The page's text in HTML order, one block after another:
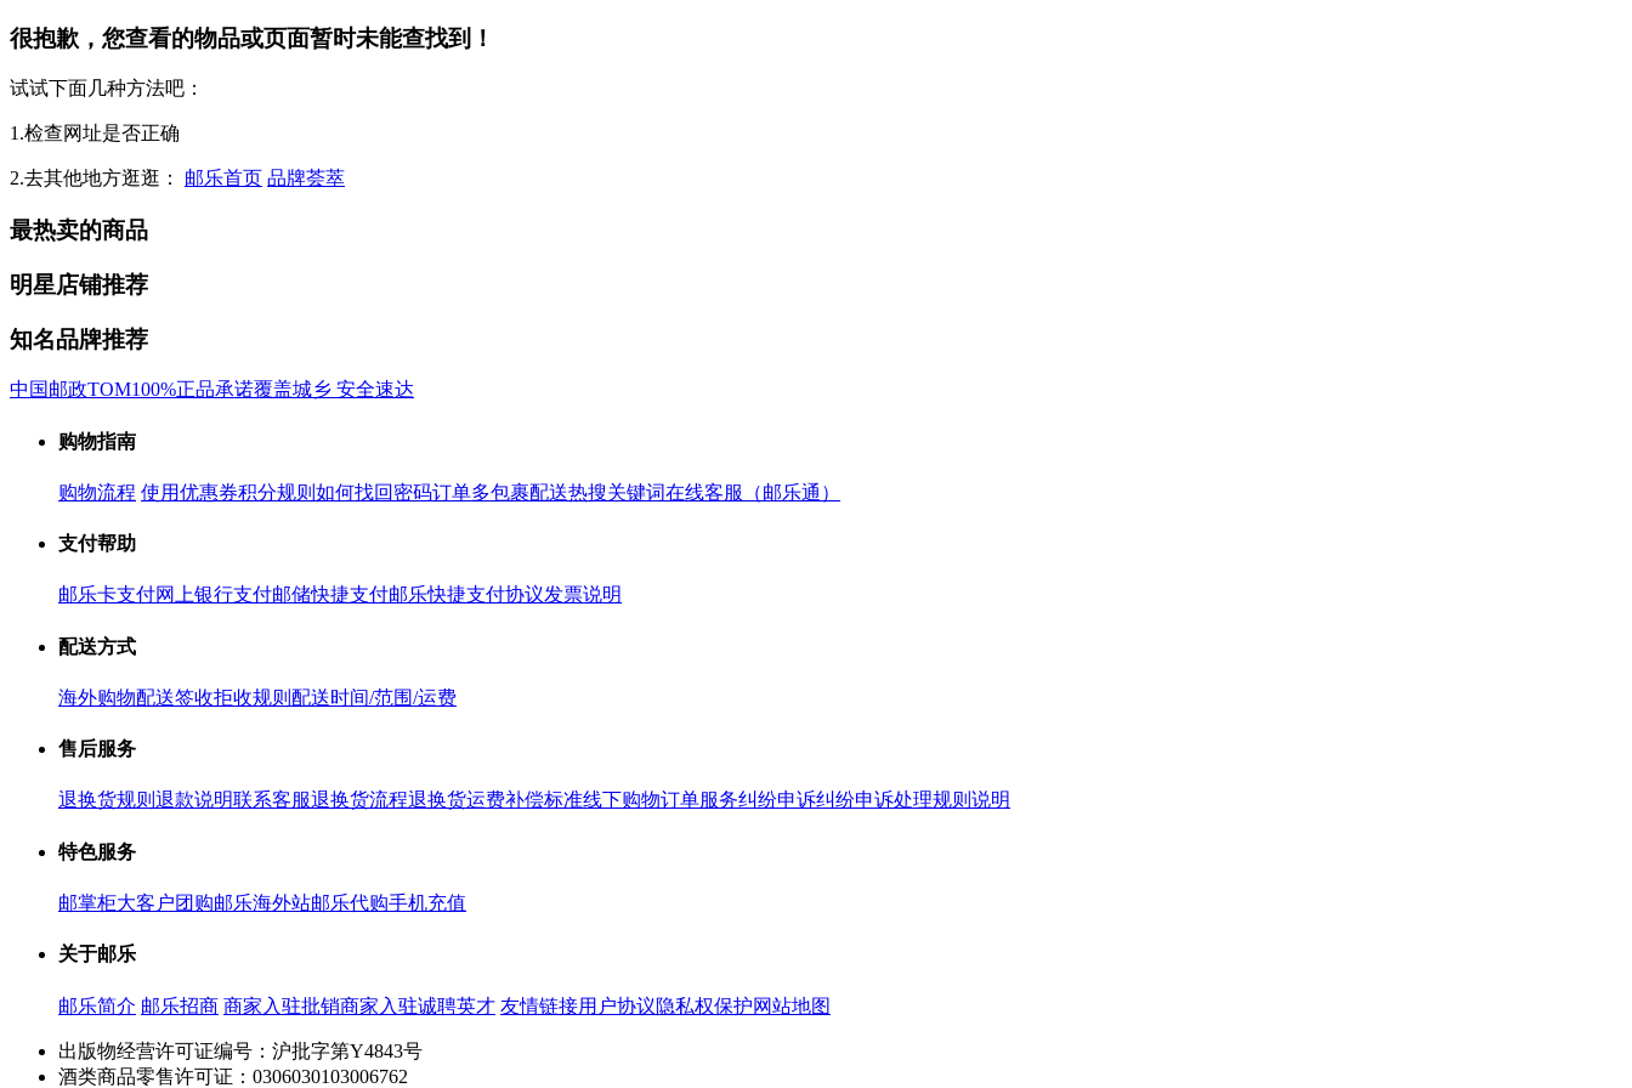
很抱歉，您查看的物品或页面暂时未能查找到！
试试下面几种方法吧：
1.检查网址是否正确
2.去其他地方逛逛： 邮乐首页 品牌荟萃
最热卖的商品
明星店铺推荐
知名品牌推荐
中国邮政TOM100%正品承诺覆盖城乡 安全速达
购物指南
购物流程 使用优惠券积分规则 如何找回密码订单多包裹配送热搜关键词在线客服（邮乐通）
支付帮助
邮乐卡支付网上银行支付邮储快捷支付邮乐快捷支付协议发票说明
配送方式
海外购物配送签收拒收规则 配送时间/范围/运费
售后服务
退换货规则 退款说明联系客服退换货流程退换货运费补偿标准线下购物订单服务纠纷申诉纠纷申诉处理规则说明
特色服务
邮掌柜大客户团购邮乐海外站邮乐代购手机充值
关于邮乐
邮乐简介 邮乐招商 商家入驻批销商家入驻诚聘英才 友情链接用户协议隐私权保护网站地图
出版物经营许可证编号：沪批字第Y4843号
酒类商品零售许可证：0306030103006762